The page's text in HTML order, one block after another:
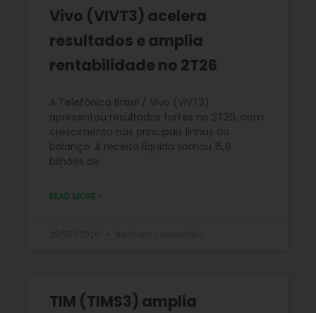
Vivo (VIVT3) acelera
resultados e amplia
rentabilidade no 2T26
A Telefônica Brasil / Vivo (VIVT3)
apresentou resultados fortes no 2T26, com
crescimento nas principais linhas do
balanço. A receita líquida somou 15,8
bilhões de
READ MORE »
TIM (TIMS3) amplia